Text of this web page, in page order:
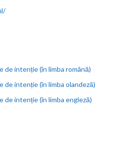
de intenție (în limba română)
de intenție (în limba olandeză)
de intenție (în limba engleză)